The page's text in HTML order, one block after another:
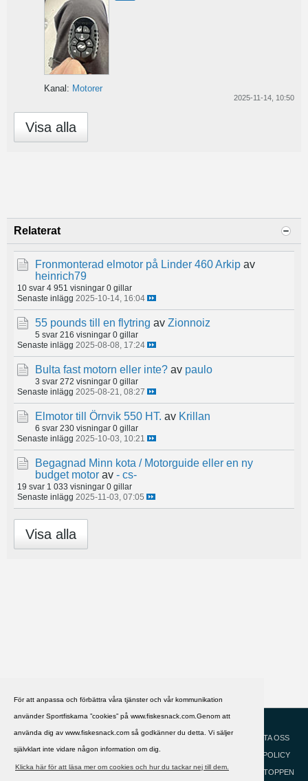
För att anpassa och förbättra våra tjänster och vår kommunikation
använder Sportfiskarna ”cookies” på www.fiskesnack.com.Genom att
använda dig av www.fiskesnack.com så godkänner du detta. Vi säljer
självklart inte vidare någon information om dig.
Klicka här för att läsa mer om cookies och hur du tackar nej till dem.
Kanal: Motorer
2025-11-14, 10:50
Visa alla
Relaterat
Fronmonterad elmotor på Linder 460 Arkip av
heinrich79
10 svar 4 951 visningar 0 gillar
Senaste inlägg 2025-10-14, 16:04
55 pounds till en flytring av Zionnoiz
5 svar 216 visningar 0 gillar
Senaste inlägg 2025-08-08, 17:24
Bulta fast motorn eller inte? av paulo
3 svar 272 visningar 0 gillar
Senaste inlägg 2025-08-21, 08:27
Elmotor till Örnvik 550 HT. av Krillan
6 svar 230 visningar 0 gillar
Senaste inlägg 2025-10-03, 10:21
Begagnad Minn kota / Motorguide eller en ny
budget motor av - cs-
19 svar 1 033 visningar 0 gillar
Senaste inlägg 2025-11-03, 07:05
Visa alla
HJÄLP
KONTAKTA OSS
COOKIEPOLICY
GÅ TILL TOPPEN